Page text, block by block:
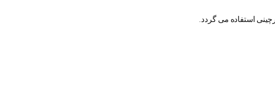
استفاده می گردد.